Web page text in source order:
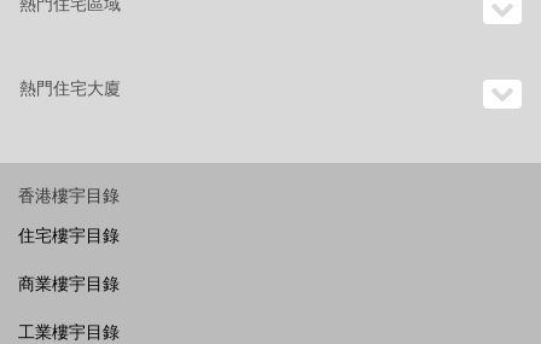
熱門住宅區域
熱門住宅大廈
香港樓宇目錄
住宅樓宇目錄
商業樓宇目錄
工業樓宇目錄